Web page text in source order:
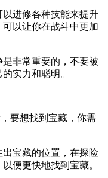
进修各种技能来提升
以让你在战斗中更加
非常重要的，不要被
实力和聪明。
要想找到宝藏，你需
出宝藏的位置，在探险
便更快地找到宝藏。